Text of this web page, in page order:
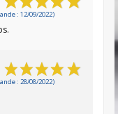
: 12/09/2022)
: 28/08/2022)